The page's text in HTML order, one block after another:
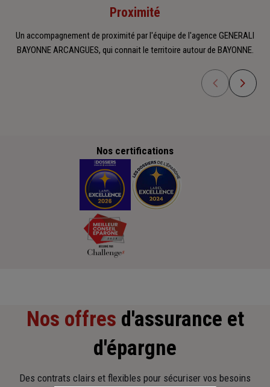
Proximité
Un accompagnement de proximité par l'équipe de l'agence GENERALI
BAYONNE ARCANGUES, qui connait le territoire autour de BAYONNE.
Nos certifications
Nos offres d'assurance et
d'épargne
Des contrats clairs et flexibles pour sécuriser vos besoins